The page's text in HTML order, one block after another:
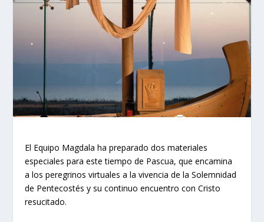
El Equipo Magdala ha preparado dos materiales
especiales para este tiempo de Pascua, que encamina
a los peregrinos virtuales a la vivencia de la Solemnidad
de Pentecostés y su continuo encuentro con Cristo
resucitado.